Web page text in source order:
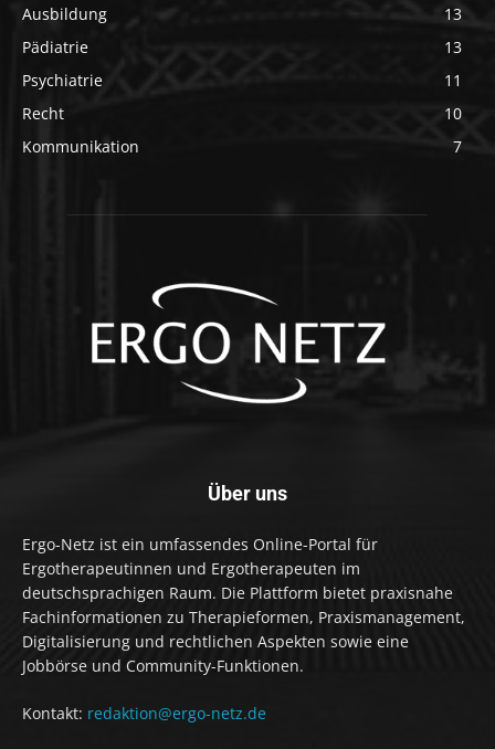
Ausbildung
13
Pädiatrie
13
Psychiatrie
11
Recht
10
Kommunikation
7
Über uns
Ergo-Netz ist ein umfassendes Online-Portal für
Ergotherapeutinnen und Ergotherapeuten im
deutschsprachigen Raum. Die Plattform bietet praxisnahe
Fachinformationen zu Therapieformen, Praxismanagement,
Digitalisierung und rechtlichen Aspekten sowie eine
Jobbörse und Community-Funktionen.
Kontakt: redaktion@ergo-netz.de